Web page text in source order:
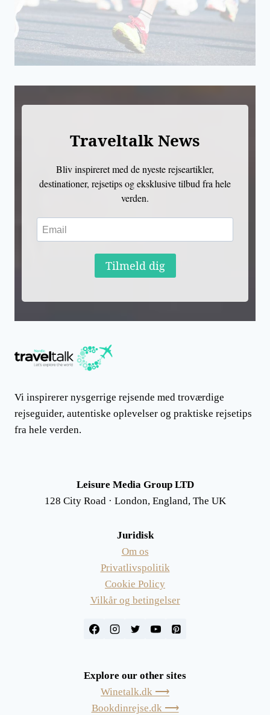
Traveltalk News
Bliv inspireret med de nyeste rejseartikler,
destinationer, rejsetips og eksklusive tilbud fra hele
verden.
Tilmeld dig
Vi inspirerer nysgerrige rejsende med troværdige
rejseguider, autentiske oplevelser og praktiske rejsetips
fra hele verden.
Leisure Media Group LTD
128 City Road · London, England, The UK
Juridisk
Om os
Privatlivspolitik
Cookie Policy
Vilkår og betingelser
Explore our other sites
Winetalk.dk ⟶
Bookdinrejse.dk ⟶